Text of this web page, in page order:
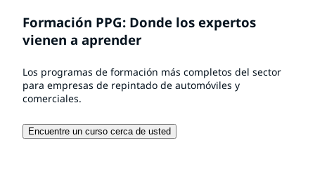
Formación PPG: Donde los expertos
vienen a aprender
Los programas de formación más completos del sector
para empresas de repintado de automóviles y
comerciales.
Encuentre un curso cerca de usted